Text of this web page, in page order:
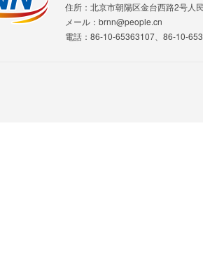
住所：北京市朝陽区金台西路2号人
メール：brnn@people.cn
電話：86-10-65363107、86-10-